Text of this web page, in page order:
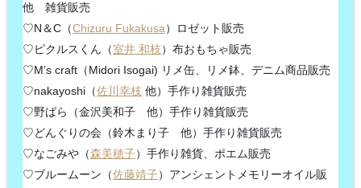
他 雑貨販売
♡N＆C（Chizuru Fukakusa）ロゼット販売
♡ピクルスくん（室井 和枝）布おもちゃ販売
♡M’s craft（Midori Isogai) リメ缶、リメ鉢、デニム商品販売
♡nakayoshi（佐川幸枝 他）手作り雑貨販売
♡野ばら（金沢美和子 他）手作り雑貨販売
♡どんぐりの会（鈴木まり子 他）手作り雑貨販売
♡なごみや（森美穂子）手作り雑貨、ポエム販売
♡ブルームーン（佐藤靖子）アンシェントメモリーオイル販